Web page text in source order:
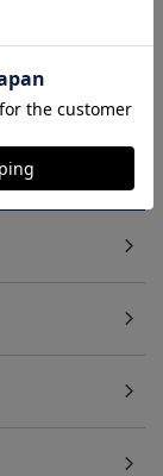
親善試合 FC東京
ボルシア ドルトムン
円